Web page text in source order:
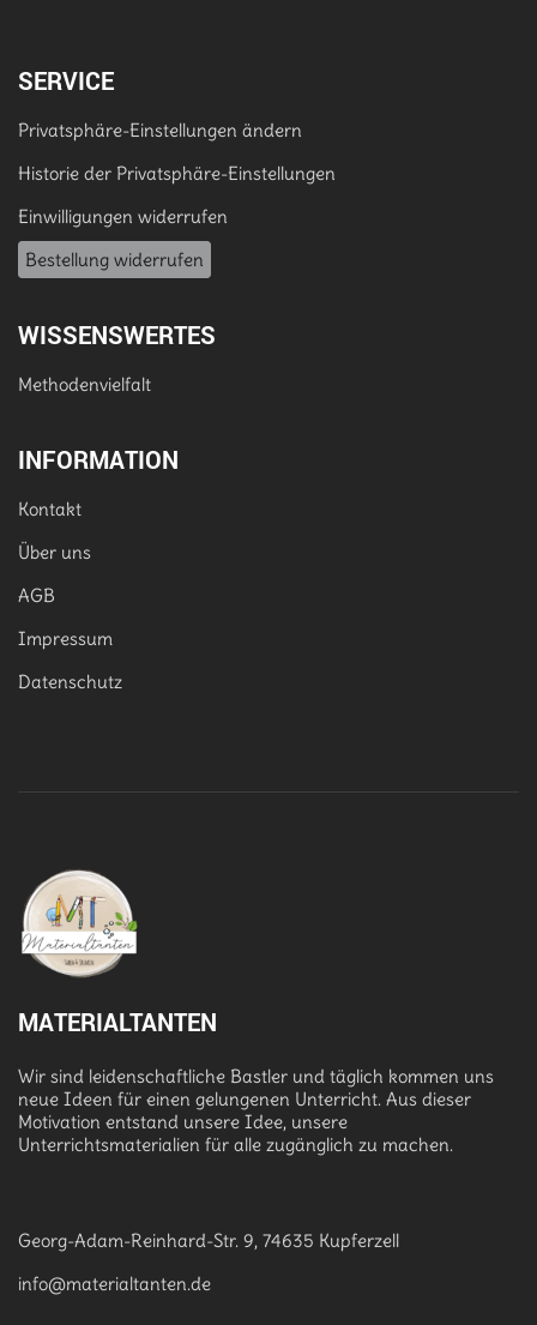
SERVICE
Privatsphäre-Einstellungen ändern
Historie der Privatsphäre-Einstellungen
Einwilligungen widerrufen
Bestellung widerrufen
WISSENSWERTES
Methodenvielfalt
INFORMATION
Kontakt
Über uns
AGB
Impressum
Datenschutz
MATERIALTANTEN
Wir sind leidenschaftliche Bastler und täglich kommen uns
neue Ideen für einen gelungenen Unterricht. Aus dieser
Motivation entstand unsere Idee, unsere
Unterrichtsmaterialien für alle zugänglich zu machen.
Georg-Adam-Reinhard-Str. 9, 74635 Kupferzell
info@materialtanten.de